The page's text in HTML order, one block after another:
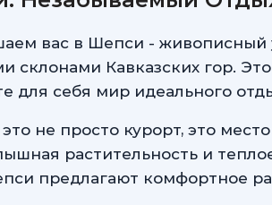
вас в Шепси - живописный
склонами Кавказских гор.
для себя мир идеального
не просто курорт, это
растительность и
предлагают комфортное